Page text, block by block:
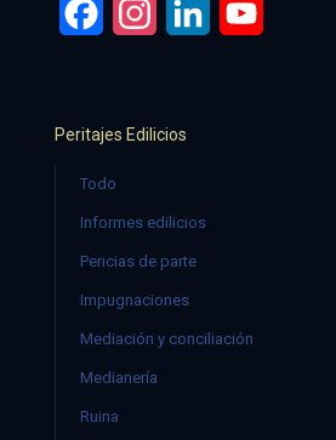
FacebookInstagramLinkedIn
Peritajes Edilicios
Todo
Informes edilicios
Pericias de parte
Impugnaciones
Mediación y conciliación
Medianería
Ruina